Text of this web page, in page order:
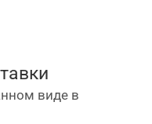
виде в